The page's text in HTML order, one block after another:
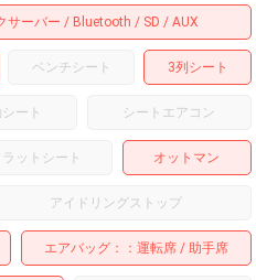
サーバー Bluetooth SD AUX
ベンチシート 3列シート
ート シートエアコン
ットシート オットマン
アイドリングストップ
エアバッグ： 運転席 助手席